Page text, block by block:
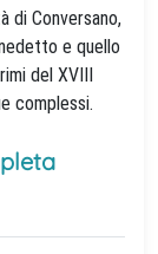
di Conversano,
e quello
del XVIII
complessi.